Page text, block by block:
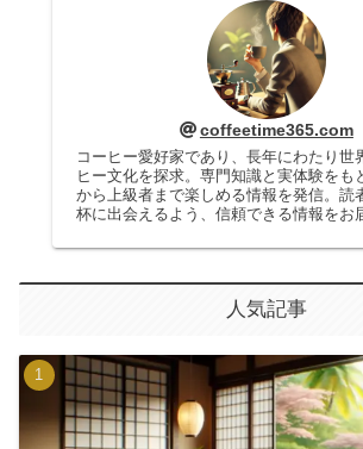
coffeetime365.com
コーヒー愛好家であり、長年にわたり世
ヒー文化を探求。専門知識と実体験をも
から上級者まで楽しめる情報を発信。読
杯に出会えるよう、信頼できる情報をお
人気記事